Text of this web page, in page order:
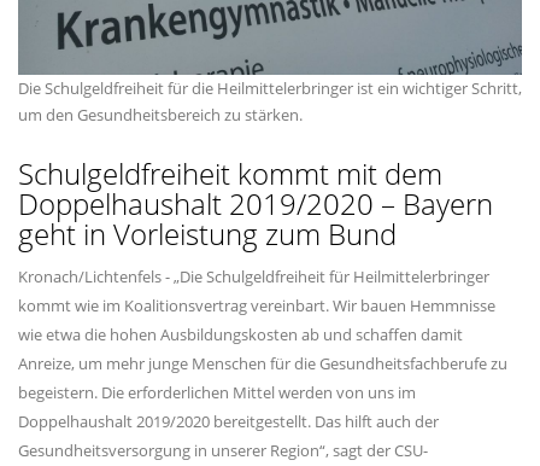
Die Schulgeldfreiheit für die Heilmittelerbringer ist ein wichtiger Schritt,
um den Gesundheitsbereich zu stärken.
Schulgeldfreiheit kommt mit dem
Doppelhaushalt 2019/2020 – Bayern
geht in Vorleistung zum Bund
Kronach/Lichtenfels - „Die Schulgeldfreiheit für Heilmittelerbringer
kommt wie im Koalitionsvertrag vereinbart. Wir bauen Hemmnisse
wie etwa die hohen Ausbildungskosten ab und schaffen damit
Anreize, um mehr junge Menschen für die Gesundheitsfachberufe zu
begeistern. Die erforderlichen Mittel werden von uns im
Doppelhaushalt 2019/2020 bereitgestellt. Das hilft auch der
Gesundheitsversorgung in unserer Region“, sagt der CSU-